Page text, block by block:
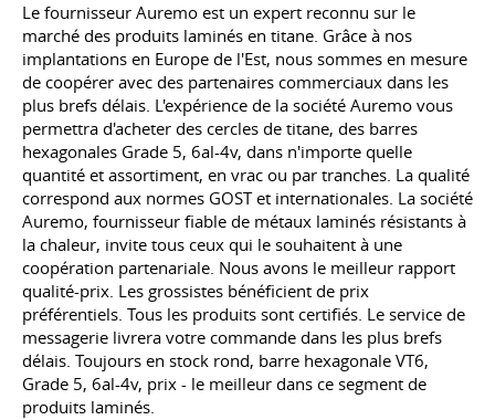
Le fournisseur Auremo est un expert reconnu sur le
marché des produits laminés en titane. Grâce à nos
implantations en Europe de l'Est, nous sommes en mesure
de coopérer avec des partenaires commerciaux dans les
plus brefs délais. L'expérience de la société Auremo vous
permettra d'acheter des cercles de titane, des barres
hexagonales Grade 5, 6al-4v, dans n'importe quelle
quantité et assortiment, en vrac ou par tranches. La qualité
correspond aux normes GOST et internationales. La société
Auremo, fournisseur fiable de métaux laminés résistants à
la chaleur, invite tous ceux qui le souhaitent à une
coopération partenariale. Nous avons le meilleur rapport
qualité-prix. Les grossistes bénéficient de prix
préférentiels. Tous les produits sont certifiés. Le service de
messagerie livrera votre commande dans les plus brefs
délais. Toujours en stock rond, barre hexagonale VT6,
Grade 5, 6al-4v, prix - le meilleur dans ce segment de
produits laminés.